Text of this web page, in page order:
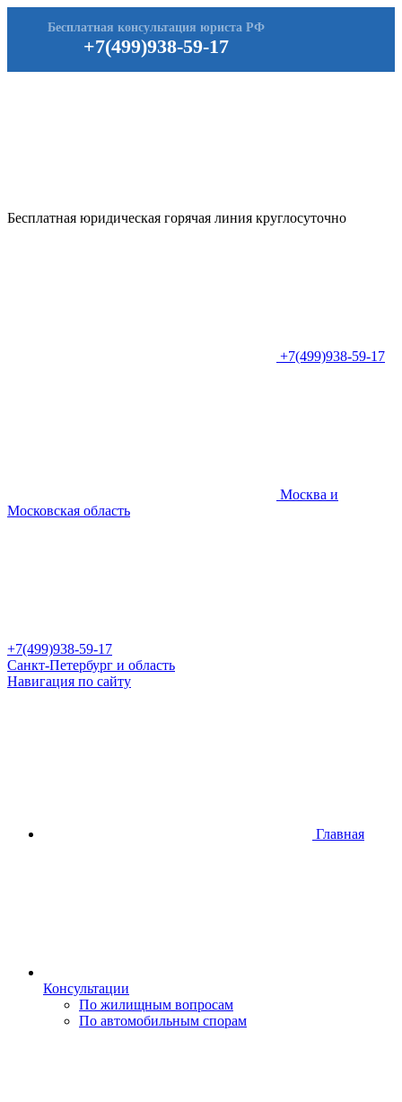
+7(499)938-59-17
Бесплатная консультация юриста РФ
Бесплатная юридическая горячая линия круглосуточно
+7(499)938-59-17
Москва и
Московская область
+7(499)938-59-17
Санкт-Петербург и область
Навигация по сайту
Главная
Консультации
По жилищным вопросам
По автомобильным спорам